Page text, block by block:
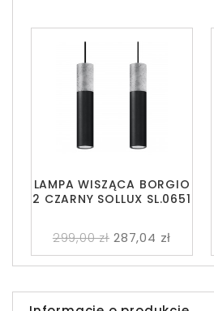
LAMPA WISZĄCA BORGIO
2 CZARNY SOLLUX SL.0651
299,00 zł 287,04 zł